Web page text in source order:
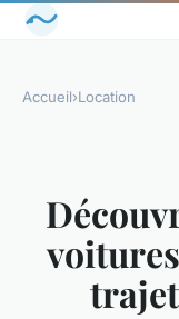
Accueil›Location